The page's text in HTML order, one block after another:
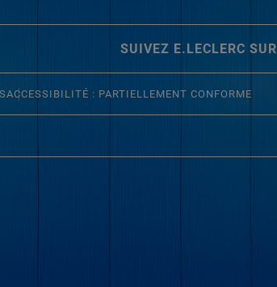
SUIVEZ E.LECLERC SUR
ACCESSIBILITÉ : PARTIELLEMENT CONFORME